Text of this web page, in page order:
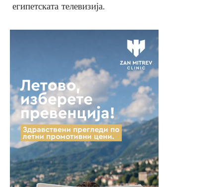
египетската телевизија.